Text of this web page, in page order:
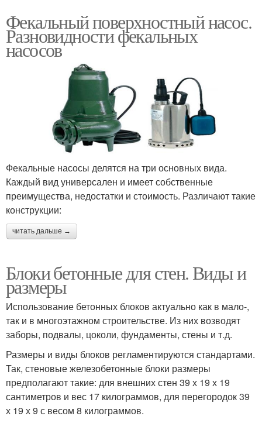
Фекальный поверхностный насос.
Разновидности фекальных
насосов
Фекальные насосы делятся на три основных вида.
Каждый вид универсален и имеет собственные
преимущества, недостатки и стоимость. Различают такие
конструкции:
читать дальше →
Блоки бетонные для стен. Виды и
размеры
Использование бетонных блоков актуально как в мало-,
так и в многоэтажном строительстве. Из них возводят
заборы, подвалы, цоколи, фундаменты, стены и т.д.
Размеры и виды блоков регламентируются стандартами.
Так, стеновые железобетонные блоки размеры
предполагают такие: для внешних стен 39 х 19 х 19
сантиметров и вес 17 килограммов, для перегородок 39
х 19 х 9 с весом 8 килограммов.